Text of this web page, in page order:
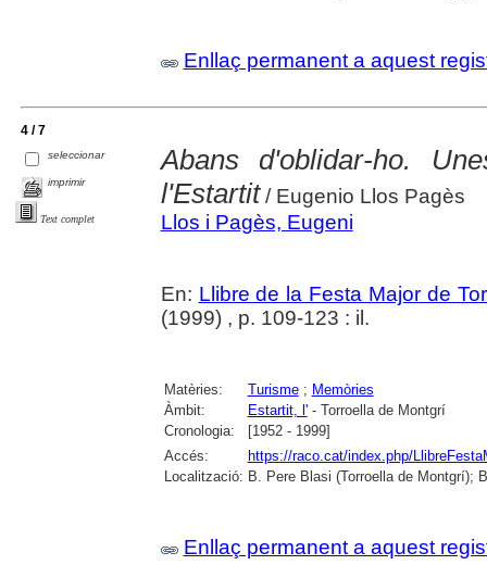
Enllaç permanent a aquest
4 / 7
seleccionar
imprimir
Text complet
Abans d'oblidar-ho.
l'Estartit/ Eugenio Llos Pagès
Llos i Pagès, Eugeni
En: Llibre de la Festa Major de
(1999) , p. 109-123 : il.
Matèries: Turisme; Memòries
Àmbit:
Estartit, l'- Torroella de Montgrí
Cronologia:
[1952 - 1999]
Accés:
https://raco.cat/index.php/
Localització: B. Pere Blasi (Torroella de Montgrí);
Enllaç permanent a aquest